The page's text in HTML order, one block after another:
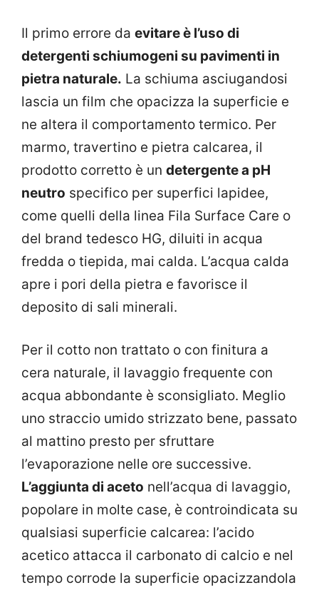
Il primo errore da evitare è l’uso di
detergenti schiumogeni su pavimenti in
pietra naturale. La schiuma asciugandosi
lascia un film che opacizza la superficie e
ne altera il comportamento termico. Per
marmo, travertino e pietra calcarea, il
prodotto corretto è un detergente a pH
neutro specifico per superfici lapidee,
come quelli della linea Fila Surface Care o
del brand tedesco HG, diluiti in acqua
fredda o tiepida, mai calda. L’acqua calda
apre i pori della pietra e favorisce il
deposito di sali minerali.
Per il cotto non trattato o con finitura a
cera naturale, il lavaggio frequente con
acqua abbondante è sconsigliato. Meglio
uno straccio umido strizzato bene, passato
al mattino presto per sfruttare
l’evaporazione nelle ore successive.
L’aggiunta di aceto nell’acqua di lavaggio,
popolare in molte case, è controindicata su
qualsiasi superficie calcarea: l’acido
acetico attacca il carbonato di calcio e nel
tempo corrode la superficie opacizzandola